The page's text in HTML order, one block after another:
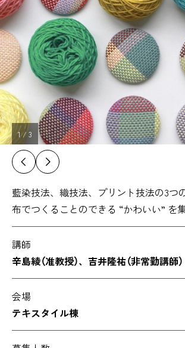
1/ 3
藍染技法、織技法、プリント技法の3つ
布でつくることのできる “かわいい” を
講師
辛島綾（准教授）、吉井隆祐（非常勤講師）
会場
テキスタイル棟